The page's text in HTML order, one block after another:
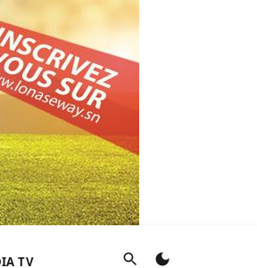
TV Rechercher
pour offense au chef de l'Etat